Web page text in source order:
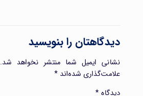
دیدگاهتان را بنویسید
نشانی ایمیل شما منتشر نخواهد شد.
علامت‌گذاری شده‌اند *
دیدگاه*